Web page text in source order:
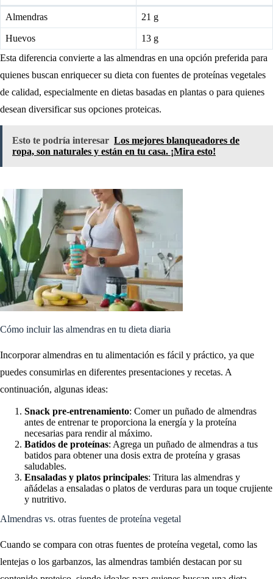
Almendras 21 g
Huevos
13 g
Esta diferencia convierte a las almendras en una opción preferida para
quienes buscan enriquecer su dieta con fuentes de proteínas vegetales
de calidad, especialmente en dietas basadas en plantas o para quienes
desean diversificar sus opciones proteicas.
Esto te podría interesar Los mejores blanqueadores de
ropa, son naturales y están en tu casa. ¡Mira esto!
Cómo incluir las almendras en tu dieta diaria
Incorporar almendras en tu alimentación es fácil y práctico, ya que
puedes consumirlas en diferentes presentaciones y recetas. A
continuación, algunas ideas:
Snack pre-entrenamiento: Comer un puñado de almendras
antes de entrenar te proporciona la energía y la proteína
necesarias para rendir al máximo.
Batidos de proteínas: Agrega un puñado de almendras a tus
batidos para obtener una dosis extra de proteína y grasas
saludables.
Ensaladas y platos principales: Tritura las almendras y
añádelas a ensaladas o platos de verduras para un toque crujiente
y nutritivo.
Almendras vs. otras fuentes de proteína vegetal
Cuando se compara con otras fuentes de proteína vegetal, como las
lentejas o los garbanzos, las almendras también destacan por su